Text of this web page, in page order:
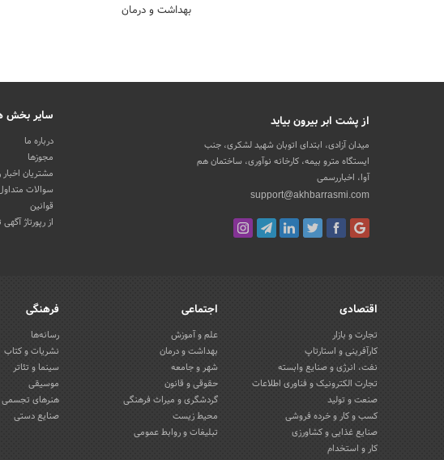
بهداشت و درمان
از پشت ابر بیرون بیاید
میدان آزادی، ابتدای اتوبان شهید لشکری، جنب
ایستگاه مترو بیمه، کارخانه نوآوری، ساختمان هم
آوا، اخباررسمی
support@akhbarrasmi.com
سایر بخش
درباره ما
مجوزها
مشتریان
سوالات
قوانین
از رپورتاژ
اقتصادی
تجارت و بازار
کارآفرینی و استارتاپ
نفت، انرژی و صنایع وابسته
تجارت الکترونیک و فناوری اطلاعات
صنعت و تولید
کسب و کار و خرده فروشی
صنایع غذایی و کشاورزی
کار و استخدام
اجتماعی
علم و آموزش
بهداشت و درمان
شهر و جامعه
حقوقی و قانون
گردشگری و میراث فرهنگی
محیط زیست
تبلیغات و روابط عمومی
فرهنگی
رسانه‌ها
نشریات و کتاب
سینما و تئاتر
موسیقی
هنرهای تجسمی
صنایع دستی